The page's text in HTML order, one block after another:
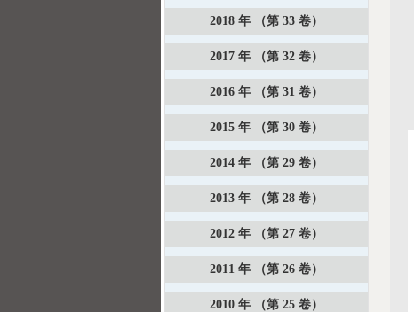
2018 年 （第 33 卷）
2017 年 （第 32 卷）
2016 年 （第 31 卷）
2015 年 （第 30 卷）
2014 年 （第 29 卷）
2013 年 （第 28 卷）
2012 年 （第 27 卷）
2011 年 （第 26 卷）
2010 年 （第 25 卷）